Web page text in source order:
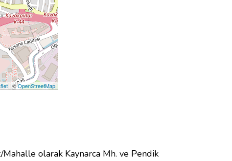
| ©OpenStreetMap
olarak Kaynarca Mh. ve Pendik